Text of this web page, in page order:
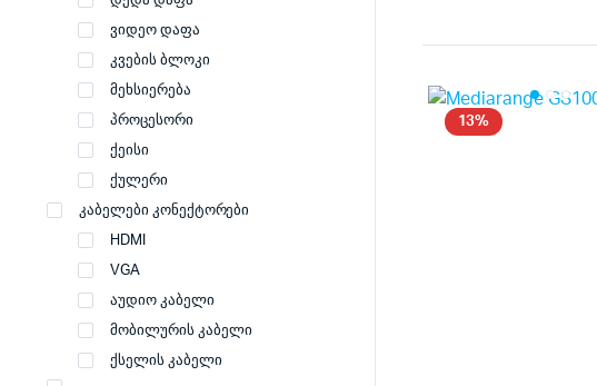
13%
ვიდეო დაფა
კვების ბლოკი
მეხსიერება
პროცესორი
ქეისი
ქულერი
კაბელები კონექტორები
HDMI
VGA
აუდიო კაბელი
მობილურის კაბელი
ქსელის კაბელი